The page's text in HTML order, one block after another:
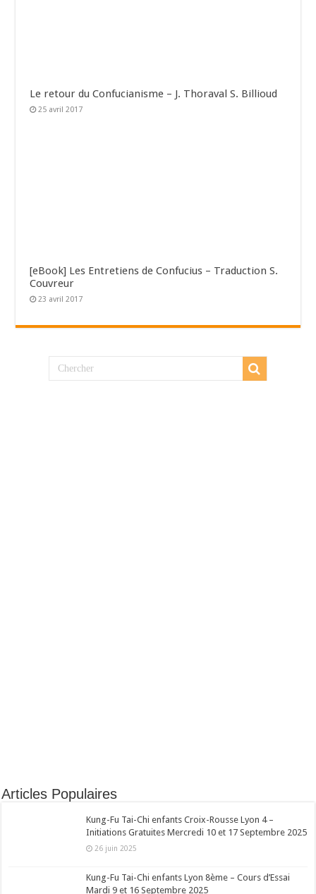
Le retour du Confucianisme – J. Thoraval S. Billioud
25 avril 2017
[eBook] Les Entretiens de Confucius – Traduction S.
Couvreur
23 avril 2017
Articles Populaires
Kung-Fu Tai-Chi enfants Croix-Rousse Lyon 4 –
Initiations Gratuites Mercredi 10 et 17 Septembre 2025
26 juin 2025
Kung-Fu Tai-Chi enfants Lyon 8ème – Cours d’Essai
Mardi 9 et 16 Septembre 2025